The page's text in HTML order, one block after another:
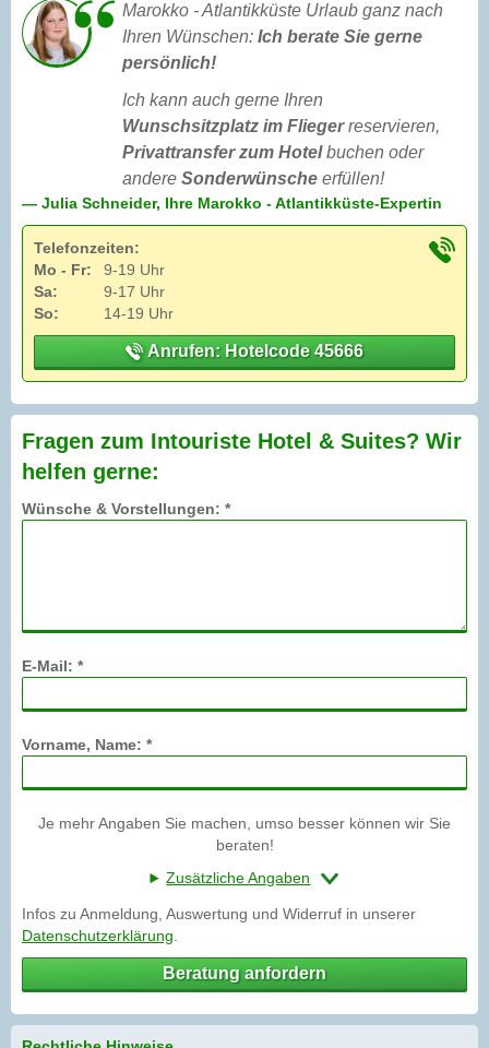
Marokko - Atlantikküste Urlaub ganz nach
Ihren Wünschen: Ich berate Sie gerne
persönlich!
Ich kann auch gerne Ihren
Wunschsitzplatz im Fliegerreservieren,
Privattransfer zum Hotelbuchen oder
andere Sonderwünsche erfüllen!
— Julia Schneider, Ihre Marokko - Atlantikküste-Expertin
Telefonzeiten:
Mo - Fr:
9-19 Uhr
Sa:
9-17 Uhr
So:
14-19 Uhr
Anrufen: Hotelcode 45666
Fragen zum Intouriste Hotel & Suites? Wir
helfen gerne:
Wünsche & Vorstellungen: *
E-Mail: *
Vorname, Name: *
Je mehr Angaben Sie machen, umso besser können wir Sie
beraten!
Zusätzliche Angaben
Infos zu Anmeldung, Auswertung und Widerruf in unserer
Datenschutzerklärung
Beratung anfordern